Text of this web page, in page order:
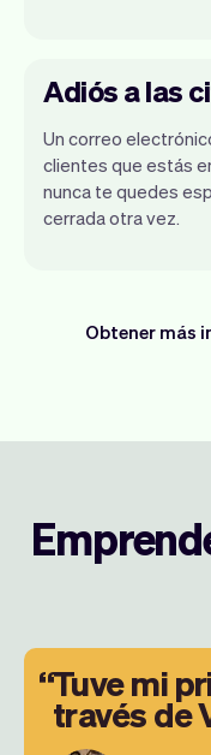
Adiós a las
Un correo
clientes que estás
nunca te quedes
cerrada otra vez.
Obtener más
Tuve mi
través de